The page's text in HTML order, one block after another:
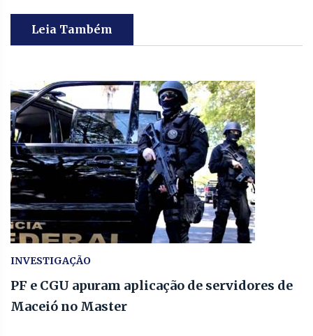
Leia Também
INVESTIGAÇÃO
PF e CGU apuram aplicação de servidores de
Maceió no Master